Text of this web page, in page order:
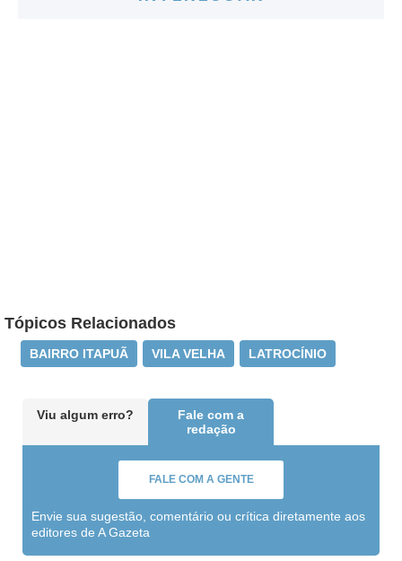
Tópicos Relacionados
BAIRRO ITAPUÃ VILA VELHA LATROCÍNIO
Viu algum erro?
Fale com a
redação
FALE COM A GENTE
Envie sua sugestão, comentário ou crítica diretamente aos
editores de A Gazeta